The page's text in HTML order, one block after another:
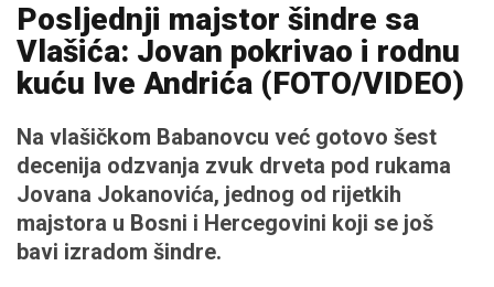
Posljednji majstor šindre sa
Vlašića: Jovan pokrivao i rodnu
kuću Ive Andrića (FOTO/VIDEO)
Na vlašičkom Babanovcu već gotovo šest
decenija odzvanja zvuk drveta pod rukama
Jovana Jokanovića, jednog od rijetkih
majstora u Bosni i Hercegovini koji se još
bavi izradom šindre.